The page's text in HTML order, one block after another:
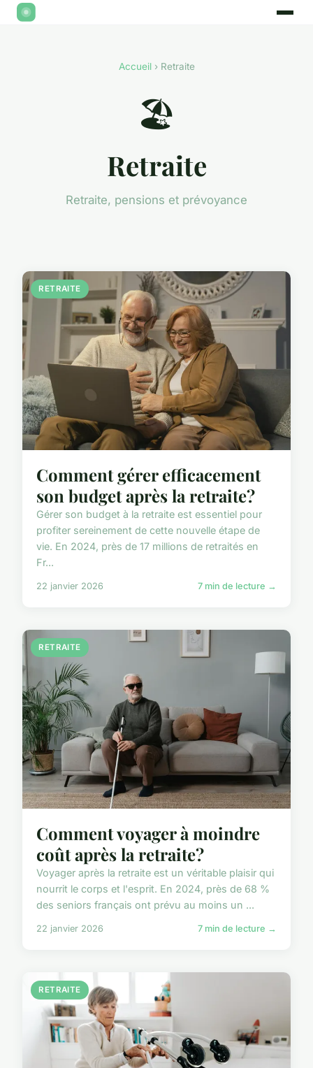
Accueil› Retraite
🏖️
Retraite
Retraite, pensions et prévoyance
RETRAITE
Comment gérer efficacement
son budget après la retraite?
Gérer son budget à la retraite est essentiel pour
profiter sereinement de cette nouvelle étape de
vie. En 2024, près de 17 millions de retraités en
Fr...
22 janvier 2026 7 min de lecture →
RETRAITE
Comment voyager à moindre
coût après la retraite?
Voyager après la retraite est un véritable plaisir qui
nourrit le corps et l'esprit. En 2024, près de 68 %
des seniors français ont prévu au moins un ...
22 janvier 2026 7 min de lecture →
RETRAITE